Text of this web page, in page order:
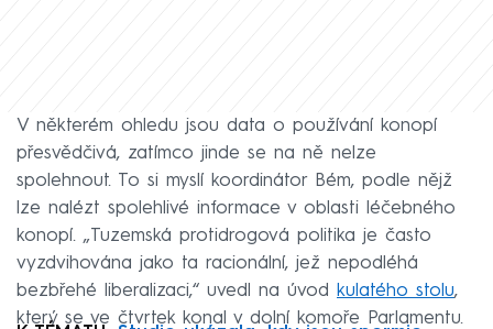
V některém ohledu jsou data o používání konopí
přesvědčivá, zatímco jinde se na ně nelze
spolehnout. To si myslí koordinátor Bém, podle nějž
lze nalézt spolehlivé informace v oblasti léčebného
konopí. „Tuzemská protidrogová politika je často
vyzdvihována jako ta racionální, jež nepodléhá
bezbřehé liberalizaci,“ uvedl na úvod kulatého stolu,
který se ve čtvrtek konal v dolní komoře Parlamentu.